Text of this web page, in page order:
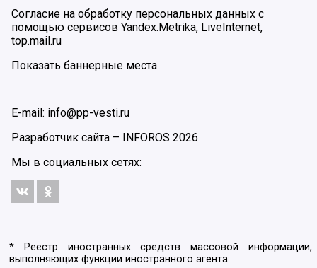
Согласие на обработку персональных данных с
помощью сервисов Yandex.Metrika, LiveInternet,
top.mail.ru
Показать баннерные места
E-mail: info@pp-vesti.ru
Разработчик сайта –
INFOROS 2026
Мы в социальных сетях:
* Реестр иностранных средств массовой информации,
выполняющих функции иностранного агента: